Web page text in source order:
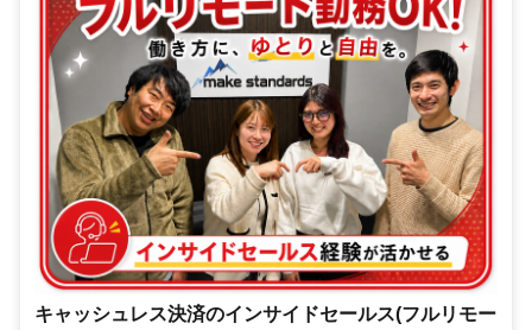
キャッシュレス決済のインサイドセールス(フルリモー